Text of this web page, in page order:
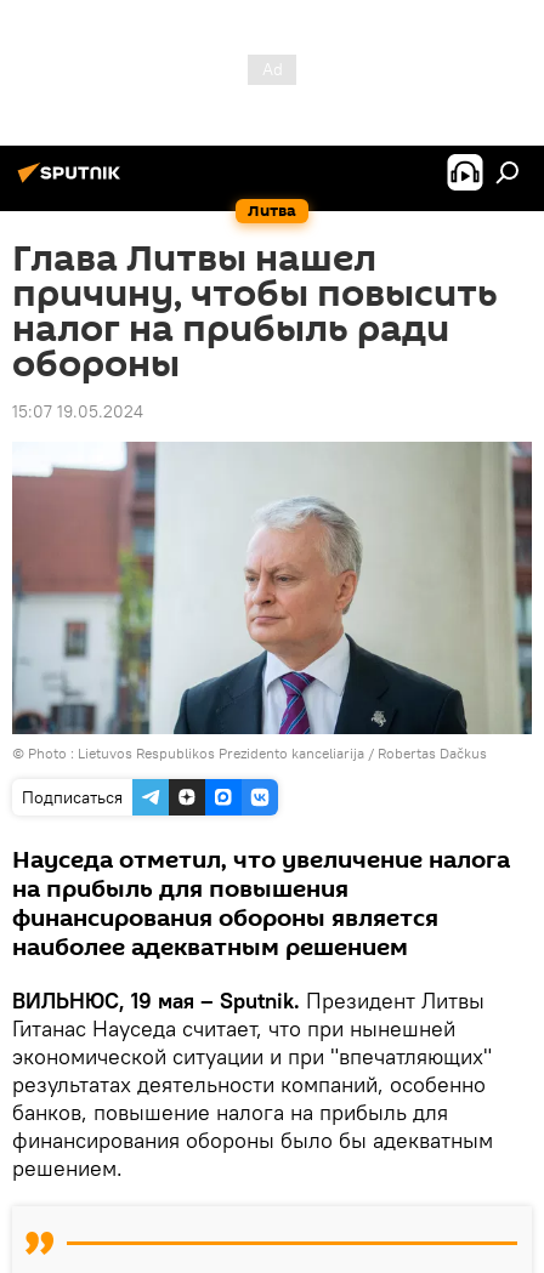
Литва
Глава Литвы нашел
причину, чтобы повысить
налог на прибыль ради
обороны
15:07 19.05.2024
© Photo : Lietuvos Respublikos Prezidento kanceliarija / Robertas Dačkus
Подписаться
Науседа отметил, что увеличение налога
на прибыль для повышения
финансирования обороны является
наиболее адекватным решением
ВИЛЬНЮС, 19 мая – Sputnik. Президент Литвы
Гитанас Науседа считает, что при нынешней
экономической ситуации и при "впечатляющих"
результатах деятельности компаний, особенно
банков, повышение налога на прибыль для
финансирования обороны было бы адекватным
решением.